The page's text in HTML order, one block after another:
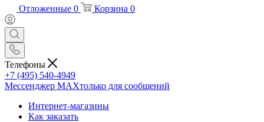
Отложенные 0 Корзина 0
Телефоны
+7 (495) 540-4949
Мессенджер МАХтолько для сообщений
Интернет-магазины
Как заказать